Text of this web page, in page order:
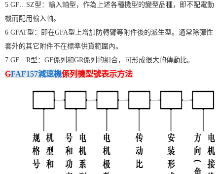
5 GF…SZ型：輸入軸型，作為上述各種機型的變型品種，即不配電動
機而配用輸入軸。
6 GFAT型：即在GFA型上增加防轉臂等附件後的派生型。通常除彈性
套外的其它附件不在標準供貨範圍內。
7 GF…R型：GF係列和GR係列的組合，可形成很大的傳動比。
GFAF157減速機係列機型號表示方法